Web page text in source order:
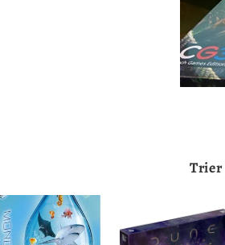
Trier